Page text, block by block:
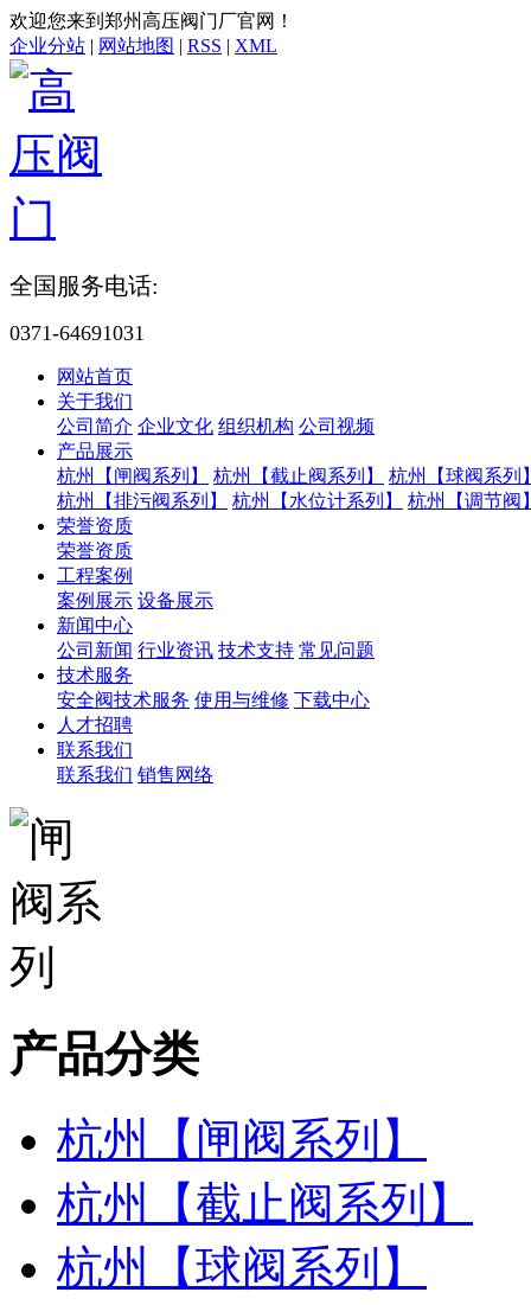
欢迎您来到郑州高压阀门厂官网！
企业分站 | 网站地图 | RSS | XML
全国服务电话:
0371-64691031
网站首页
关于我们
公司简介 企业文化 组织机构 公司视频
产品展示
杭州【闸阀系列】
杭州【截止阀系列】
杭州【球阀系列
杭州【排污阀系列】
杭州【水位计系列】
杭州【调节阀
荣誉资质
荣誉资质
工程案例
案例展示 设备展示
新闻中心
公司新闻 行业资讯 技术支持 常见问题
技术服务
安全阀技术服务 使用与维修 下载中心
人才招聘
联系我们
联系我们 销售网络
产品分类
杭州【闸阀系列】
杭州【截止阀系列】
杭州【球阀系列】